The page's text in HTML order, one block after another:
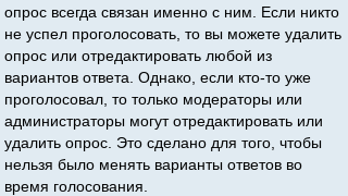
опрос всегда связан именно с ним. Если никто
не успел проголосовать, то вы можете удалить
опрос или отредактировать любой из
вариантов ответа. Однако, если кто-то уже
проголосовал, то только модераторы или
администраторы могут отредактировать или
удалить опрос. Это сделано для того, чтобы
нельзя было менять варианты ответов во
время голосования.